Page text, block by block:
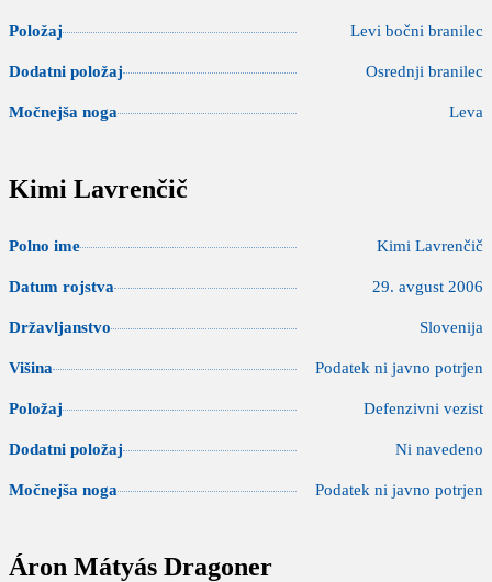
Položaj Levi bočni branilec
Dodatni položaj Osrednji branilec
Močnejša noga Leva
Kimi Lavrenčič
Polno ime Kimi Lavrenčič
Datum rojstva 29. avgust 2006
Državljanstvo Slovenija
Višina Podatek ni javno potrjen
Položaj Defenzivni vezist
Dodatni položaj Ni navedeno
Močnejša noga Podatek ni javno potrjen
Áron Mátyás Dragoner